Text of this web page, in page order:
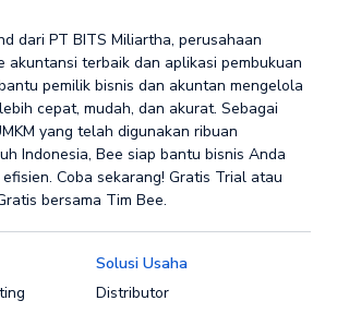
dari PT BITS Miliartha, perusahaan
akuntansi terbaik dan aplikasi pembukuan
pemilik bisnis dan akuntan mengelola
cepat, mudah, dan akurat. Sebagai
yang telah digunakan ribuan
Indonesia, Bee siap bantu bisnis Anda
Coba sekarang! Gratis Trial atau
bersama Tim Bee.
Solusi Usaha
Distributor